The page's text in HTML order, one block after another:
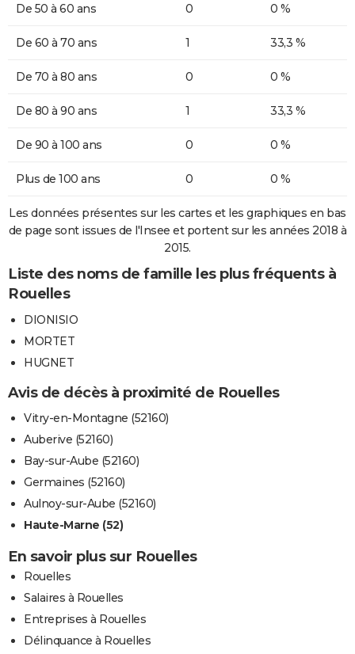
De 50 à 60 ans 0 0 %
De 60 à 70 ans 1 33,3 %
De 70 à 80 ans 0 0 %
De 80 à 90 ans 1 33,3 %
De 90 à 100 ans 0 0 %
Plus de 100 ans 0 0 %
Les données présentes sur les cartes et les graphiques en bas
de page sont issues de l'Insee et portent sur les années 2018 à
2015.
Liste des noms de famille les plus fréquents à
Rouelles
DIONISIO
MORTET
HUGNET
Avis de décès à proximité de Rouelles
Vitry-en-Montagne (52160)
Auberive (52160)
Bay-sur-Aube (52160)
Germaines (52160)
Aulnoy-sur-Aube (52160)
Haute-Marne (52)
En savoir plus sur Rouelles
Rouelles
Salaires à Rouelles
Entreprises à Rouelles
Délinquance à Rouelles